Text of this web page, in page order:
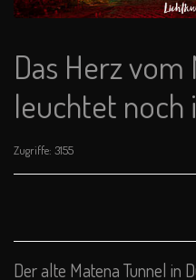
Das Herz vom
leuchtet
Zugriffe: 3155
Der alte Matena Tunnel in